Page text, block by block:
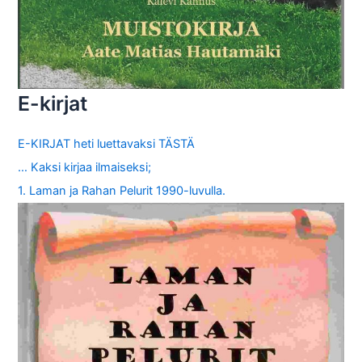
E-kirjat
E-KIRJAT heti luettavaksi TÄSTÄ
… Kaksi kirjaa ilmaiseksi;
1. Laman ja Rahan Pelurit 1990-luvulla.